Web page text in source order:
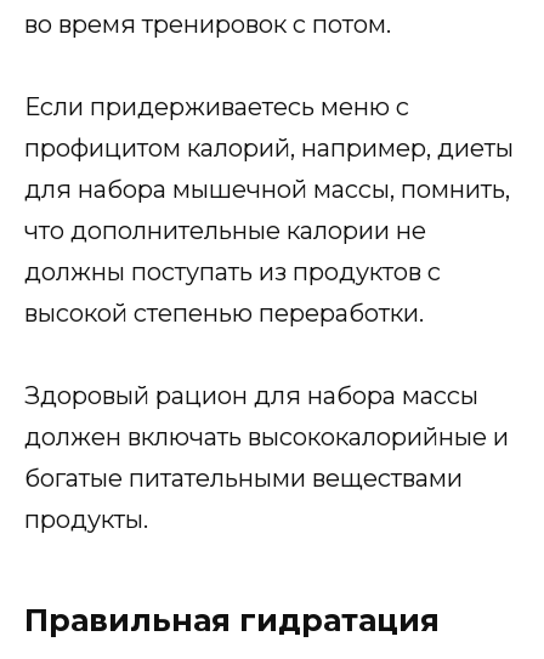
во время тренировок с потом.
Если придерживаетесь меню с
профицитом калорий, например, диеты
для набора мышечной массы, помнить,
что дополнительные калории не
должны поступать из продуктов с
высокой степенью переработки.
Здоровый рацион для набора массы
должен включать высококалорийные и
богатые питательными веществами
продукты.
Правильная гидратация